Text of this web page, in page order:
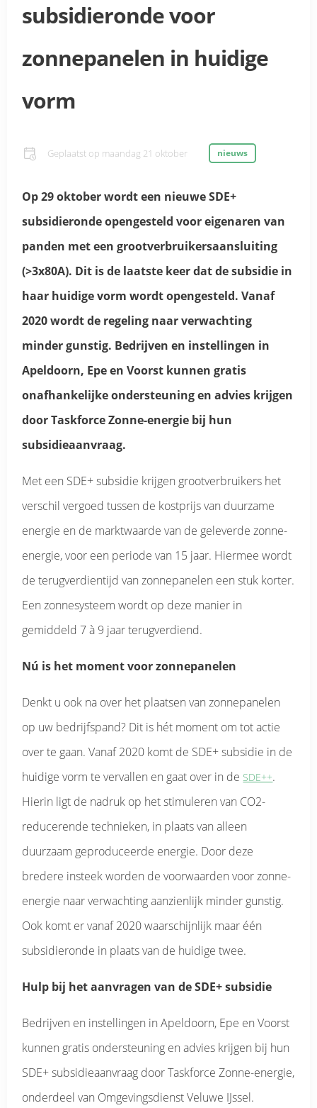
subsidieronde voor
zonnepanelen in huidige
vorm
Geplaatst op maandag 21 oktober nieuws
Op 29 oktober wordt een nieuwe SDE+
subsidieronde opengesteld voor eigenaren van
panden met een grootverbruikersaansluiting
(>3x80A). Dit is de laatste keer dat de subsidie in
haar huidige vorm wordt opengesteld. Vanaf
2020 wordt de regeling naar verwachting
minder gunstig. Bedrijven en instellingen in
Apeldoorn, Epe en Voorst kunnen gratis
onafhankelijke ondersteuning en advies krijgen
door Taskforce Zonne-energie bij hun
subsidieaanvraag.
Met een SDE+ subsidie krijgen grootverbruikers het
verschil vergoed tussen de kostprijs van duurzame
energie en de marktwaarde van de geleverde zonne-
energie, voor een periode van 15 jaar. Hiermee wordt
de terugverdientijd van zonnepanelen een stuk korter.
Een zonnesysteem wordt op deze manier in
gemiddeld 7 à 9 jaar terugverdiend.
Nú is het moment voor zonnepanelen
Denkt u ook na over het plaatsen van zonnepanelen
op uw bedrijfspand? Dit is hét moment om tot actie
over te gaan. Vanaf 2020 komt de SDE+ subsidie in de
huidige vorm te vervallen en gaat over in deSDE++.
Hierin ligt de nadruk op het stimuleren van CO2-
reducerende technieken, in plaats van alleen
duurzaam geproduceerde energie. Door deze
bredere insteek worden de voorwaarden voor zonne-
energie naar verwachting aanzienlijk minder gunstig.
Ook komt er vanaf 2020 waarschijnlijk maar één
subsidieronde in plaats van de huidige twee.
Hulp bij het aanvragen van de SDE+ subsidie
Bedrijven en instellingen in Apeldoorn, Epe en Voorst
kunnen gratis ondersteuning en advies krijgen bij hun
SDE+ subsidieaanvraag door Taskforce Zonne-energie,
onderdeel van Omgevingsdienst Veluwe IJssel.